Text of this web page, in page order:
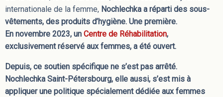
internationale de la femme, Nochlechka a réparti des sous-
vêtements, des produits d’hygiène. Une première.
En novembre 2023, un Centre de Réhabilitation,
exclusivement réservé aux femmes, a été ouvert.
Depuis, ce soutien spécifique ne s’est pas arrêté.
Nochlechka Saint-Pétersbourg, elle aussi, s’est mis à
appliquer une politique spécialement dédiée aux femmes